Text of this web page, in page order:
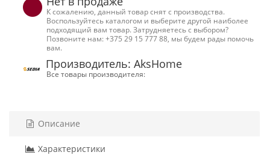
К сожалению, данный товар снят с производства.
Воспользуйтесь каталогом и выберите другой наиболее
подходящий вам товар. Затрудняетесь с выбором?
Позвоните нам: +375 29 15 777 88, мы будем рады помочь
вам.
Производитель: AksHome
Все товары производителя:
Описание
Характеристики